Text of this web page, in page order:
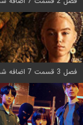
فصل 3 قسمت 7 اضافه شد